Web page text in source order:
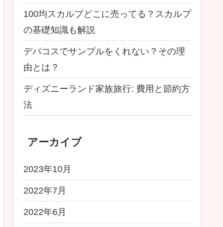
100均スカルプどこに売ってる？スカルプ
の基礎知識も解説
デパコスでサンプルをくれない？その理
由とは？
ディズニーランド家族旅行: 費用と節約方
法
アーカイブ
2023年10月
2022年7月
2022年6月